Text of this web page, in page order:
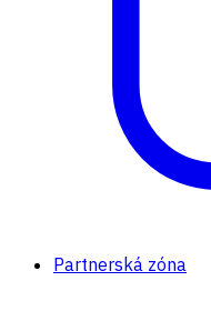
Partnerská zóna